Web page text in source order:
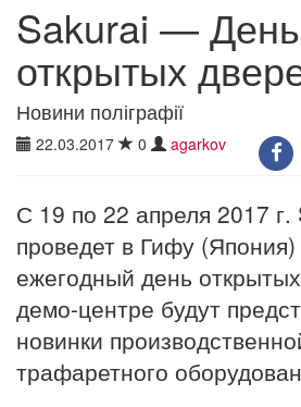
Sakurai — День
открытых
Новини поліграфії
22.03.2017 0 agarkov
С 19 по 22 апреля 2017 г.
проведет в Гифу
ежегодный день
демо-центре будут
новинки
трафаретного